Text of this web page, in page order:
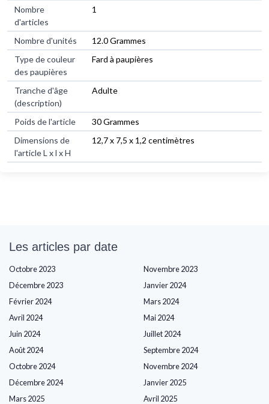
Nombre
d'articles
1
Nombre d'unités
12.0 Grammes
Type de couleur
des paupières
Fard à paupières
Tranche d'âge
(description)
Adulte
Poids de l'article
30 Grammes
Dimensions de
l'article L x l x H
12,7 x 7,5 x 1,2 centimètres
Les articles par date
Octobre 2023
Novembre 2023
Décembre 2023
Janvier 2024
Février 2024
Mars 2024
Avril 2024
Mai 2024
Juin 2024
Juillet 2024
Août 2024
Septembre 2024
Octobre 2024
Novembre 2024
Décembre 2024
Janvier 2025
Mars 2025
Avril 2025